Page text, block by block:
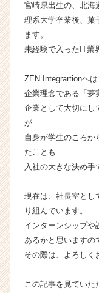
宮崎県出生の、北海
理系大学卒業後、
ます。
未経験で入ったIT業
ZEN Integrartionへ
企業理念である「夢
企業として大切にし
が
自身が学生のころか
たことも
入社の大きな決め手
現在は、社長室とし
り組んでいます。
インターンシップや
あるかと思いますの
その際は、よろしく
この記事を見ていた